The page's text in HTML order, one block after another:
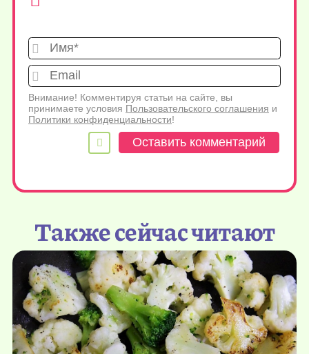
Имя*
Внимание! Комментируя статьи на сайте, вы
принимаете условия Пользовательского соглашения и
Политики конфиденциальности!
Также сейчас читают